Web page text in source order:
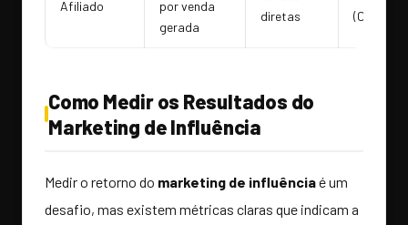
Afiliado
por venda
gerada
diretas
(CPA)
Como Medir os Resultados do
Marketing de Influência
Medir o retorno do marketing de influênciaé um
desafio, mas existem métricas claras que indicam a